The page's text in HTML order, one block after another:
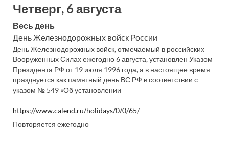
Четверг, 6 августа
Весь день
День Железнодорожных войск России
День Железнодорожных войск, отмечаемый в российских
Вооруженных Силах ежегодно 6 августа, установлен Указом
Президента РФ от 19 июля 1996 года, а в настоящее время
празднуется как памятный день ВС РФ в соответствии с
указом № 549 «Об установлении
https://www.calend.ru/holidays/0/0/65/
Повторяется ежегодно